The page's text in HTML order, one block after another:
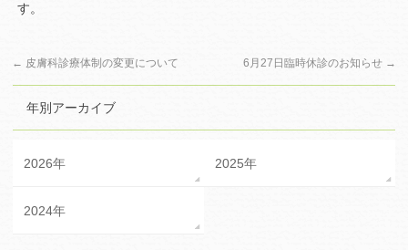
す。
← 皮膚科診療体制の変更について 6月27日臨時休診のお知らせ →
年別アーカイブ
2026年 2025年
2024年